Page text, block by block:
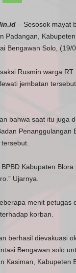
– Sesosok mayat
Padangan,
Bengawan Solo, (19/
Rusmin warga
jembatan
bahwa saat itu juga
Penanggulangan
Kabupaten
Ujarnya.
menit petugas
korban.
berhasil dievakuasi
Bengawan solo
Kasiman, Kabupeten